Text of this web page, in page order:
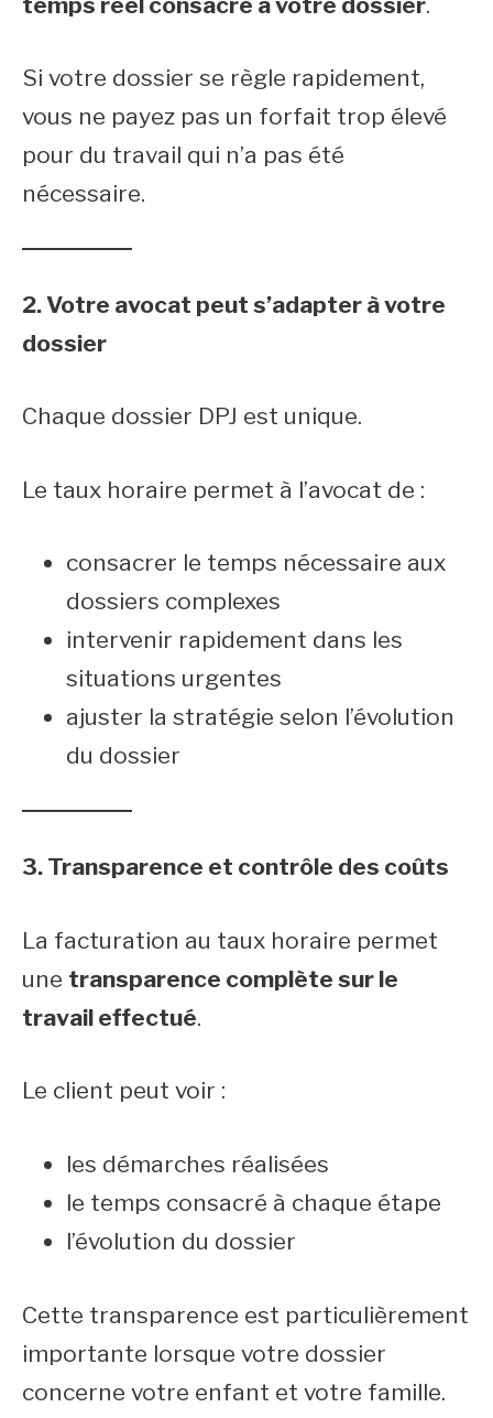
Si votre dossier se règle rapidement,
vous ne payez pas un forfait trop élevé
pour du travail qui n’a pas été
nécessaire.
2. Votre avocat peut s’adapter à votre
dossier
Chaque dossier DPJ est unique.
Le taux horaire permet à l’avocat de :
consacrer le temps nécessaire aux
dossiers complexes
intervenir rapidement dans les
situations urgentes
ajuster la stratégie selon l’évolution
du dossier
3. Transparence et contrôle des coûts
La facturation au taux horaire permet
une transparence complète sur le
travail effectué.
Le client peut voir :
les démarches réalisées
le temps consacré à chaque étape
l’évolution du dossier
Cette transparence est particulièrement
importante lorsque votre dossier
concerne votre enfant et votre famille.